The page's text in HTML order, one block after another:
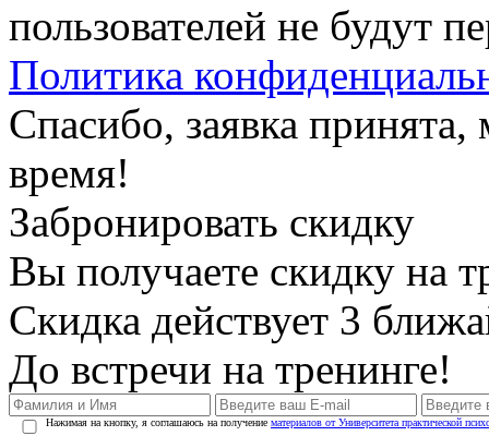
пользователей не будут
Политика
Спасибо, заявка
время!
Забронировать скидку
Вы получаете скидку на
Скидка действует 3
До встречи на тренинге!
Нажимая на кнопку, я соглашаюсь на получение материалов от Университета практической